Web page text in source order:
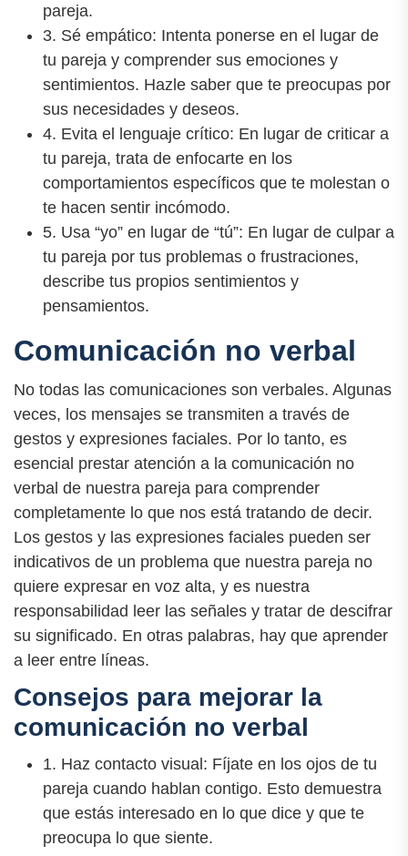
pareja.
3. Sé empático: Intenta ponerse en el lugar de
tu pareja y comprender sus emociones y
sentimientos. Hazle saber que te preocupas por
sus necesidades y deseos.
4. Evita el lenguaje crítico: En lugar de criticar a
tu pareja, trata de enfocarte en los
comportamientos específicos que te molestan o
te hacen sentir incómodo.
5. Usa “yo” en lugar de “tú”: En lugar de culpar a
tu pareja por tus problemas o frustraciones,
describe tus propios sentimientos y
pensamientos.
Comunicación no verbal
No todas las comunicaciones son verbales. Algunas
veces, los mensajes se transmiten a través de
gestos y expresiones faciales. Por lo tanto, es
esencial prestar atención a la comunicación no
verbal de nuestra pareja para comprender
completamente lo que nos está tratando de decir.
Los gestos y las expresiones faciales pueden ser
indicativos de un problema que nuestra pareja no
quiere expresar en voz alta, y es nuestra
responsabilidad leer las señales y tratar de descifrar
su significado. En otras palabras, hay que aprender
a leer entre líneas.
Consejos para mejorar la
comunicación no verbal
1. Haz contacto visual: Fíjate en los ojos de tu
pareja cuando hablan contigo. Esto demuestra
que estás interesado en lo que dice y que te
preocupa lo que siente.